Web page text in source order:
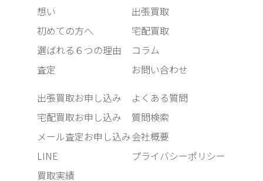
想い
初めての方へ
選ばれる６つの理由
査定
出張買取
宅配買取
コラム
お問い合わせ
出張買取お申し込み
宅配買取お申し込み
メール査定お申し込み
LINE
買取実績
よくある質問
質問検索
会社概要
プライバシーポリシー